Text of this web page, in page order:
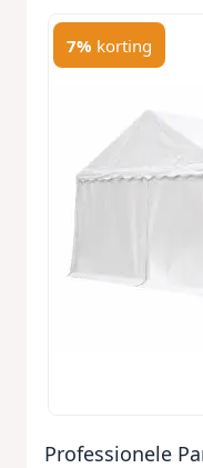
7% korting
Professionele